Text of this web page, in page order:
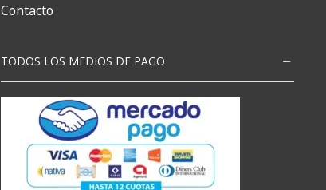
Contacto
TODOS LOS MEDIOS DE PAGO